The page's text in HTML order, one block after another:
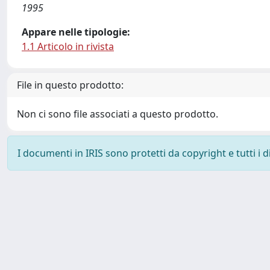
1995
Appare nelle tipologie:
1.1 Articolo in rivista
File in questo prodotto:
Non ci sono file associati a questo prodotto.
I documenti in IRIS sono protetti da copyright e tutti i